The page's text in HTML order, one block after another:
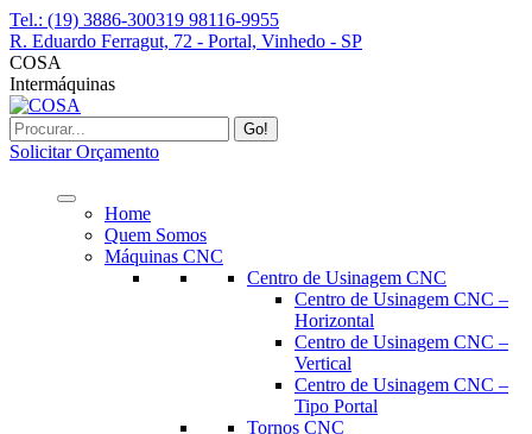
Pular
para
o
conteúdo
Tel.: (19) 3886-300319 98116-9955
R. Eduardo Ferragut, 72 - Portal, Vinhedo - SP
Facebook
page
opens
in
new
Instagram
page
opens
in
new
YouTube
page
opens
in
new
Linkedin
page
opens
in
new
Whatsapp
page
opens
in
new
COSA
Intermáquinas
Buscar
Solicitar Orçamento
Home
Quem Somos
Máquinas CNC
Centro de Usinagem CNC
Centro de Usinagem CNC –
Horizontal
Centro de Usinagem CNC –
Vertical
Centro de Usinagem CNC –
Tipo Portal
Tornos CNC